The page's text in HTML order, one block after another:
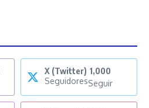
X (Twitter) 1,000
SeguidoresSeguir